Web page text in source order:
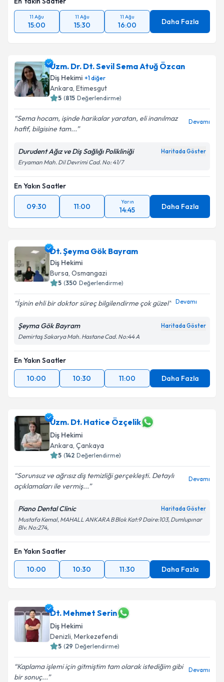
11 Ağu
15:00
11 Ağu
15:30
11 Ağu
16:00 Daha Fazla
Uzm. Dr. Dt. Sevil Sema Atuğ Özcan
Diş Hekimi +1diğer
Ankara, Etimesgut
5 (815 Değerlendirme)
Sema hocam, işinde harikalar yaratan, eli inanılmaz
hafif, bilgisine tam...
Devamı
Durudent Ağız ve Diş Sağlığı Polikliniği Haritada Göster
Eryaman Mah. Dil Devrimi Cad. No: 41/7
En Yakın Saatler
09:30 11:00
Yarın
14:45 Daha Fazla
Dt. Şeyma Gök Bayram
Diş Hekimi
Bursa, Osmangazi
5 (350 Değerlendirme)
İşinin ehli bir doktor süreç bilgilendirme çok güzel Devamı
Şeyma Gök Bayram Haritada Göster
Demirtaş Sakarya Mah. Hastane Cad. No:44 A
En Yakın Saatler
10:00
10:30 11:00 Daha Fazla
Uzm. Dt. Hatice Özçelik
Diş Hekimi
Ankara, Çankaya
5 (142 Değerlendirme)
Sorunsuz ve ağrısız diş temizliği gerçekleşti. Detaylı
açıklamaları ile vermiş...
Devamı
Piano Dental Clinic Haritada Göster
Mustafa Kemal, MAHALL ANKARA B Blok Kat:9 Daire:103, Dumlupınar
Blv. No:274,
En Yakın Saatler
10:00
10:30 11:30 Daha Fazla
Dt. Mehmet Serin
Diş Hekimi
Denizli, Merkezefendi
5 (29 Değerlendirme)
Kaplama işlemi için gitmiştim tam olarak istediğim gibi
bir sonuç...
Devamı